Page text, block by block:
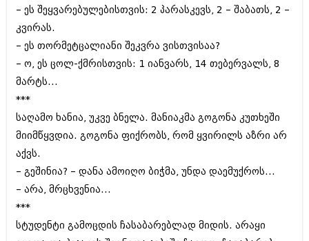
იანვარი 2016 (206)
დეკემბერი 2015 (207)
ოქტომბერი 2015 (204)
სექტემბერი 2015 (215)
მაისი 2015 (194)
აპრილი 2015 (208)
იანვარი 2015 (247)
დეკემბერი 2014 (342)
სექტემბერი 2014 (394)
– ეს შეყვარებულებისთვის: 2 პარასკევს‚ 2 – შაბათს‚ 2 –
კვირას.
– ეს თორმეტცალიანი შეკვრა ვისთვისაა?
– ო‚ ეს ცოლ-ქმრისთვის: 1 იანვარს‚ 14 თებერვალს‚ 8
მარტს...
***
საღამო ხანია‚ უკვე ბნელა. მანიაკმა გოგონა კუთხეში
მიიმწყვდია. გოგონა ფიქრობს‚ რომ ყვირილს აზრი არ
აქვს.
– გეშინია? – დანა ამოიღო ბიჭმა‚ უნდა დაემუქროს...
– არა‚ მრცხვენია...
***
სტუდენტი გამოცდის ჩასაბარებლად მიდის. არაყი